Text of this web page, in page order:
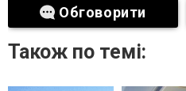
Обговорити
Також по темі: